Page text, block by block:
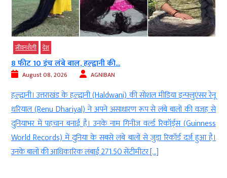
जीवनशैली देश
8 फीट 10 इंच लंबे बाल, हल्द्वानी की...
August 08, 2026 AGNIBAN
हल्द्वानी। उत्तराखंड के हल्द्वानी (Haldwani) की सोशल मीडिया इन्फ्लुएंसर रेनू
धरियाल (Renu Dhariyal) ने अपने असाधारण रूप से लंबे बालों की वजह से
दुनियाभर में पहचान बनाई है। उनके नाम गिनीज वर्ल्ड रिकॉर्ड्स (Guinness
World Records) में दुनिया के सबसे लंबे बालों से जुड़ा रिकॉर्ड दर्ज हुआ है।
उनके बालों की आधिकारिक लंबाई 271.50 सेंटीमीटर […]